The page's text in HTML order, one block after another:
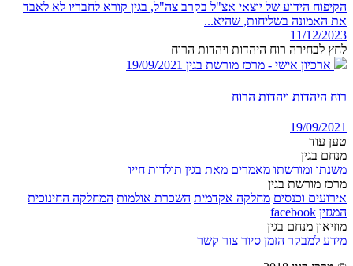
הקיפוח הידוע של יוצאי אצ"ל בקרב צה"ל, בגין קורא לחבריו לא לאבד
את האמונה בשליחות, שהיא...
11/12/2023
לחץ לבחירה רוח היהדות ויהדות הרוח
ארכיון אישי - מרכז מורשת בגין 19/09/2021
רוח היהדות ויהדות הרוח
19/09/2021
טען עוד
מנחם בגין
משנתו ומורשתו מאמרים מאת בגין תולדות חייו
מרכז מורשת בגין
אירועים וכנסים מחלקה אקדמית השכרת אולמות המחלקה החינוכית
המגזין facebook
מוזיאון מנחם בגין
מידע למבקר הזמן סיור צור קשר